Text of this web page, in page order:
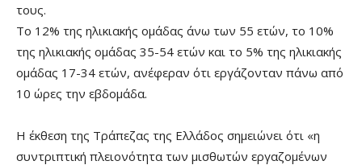
τους.
Το 12% της ηλικιακής ομάδας άνω των 55 ετών, το 10%
της ηλικιακής ομάδας 35-54 ετών και το 5% της ηλικιακής
ομάδας 17-34 ετών, ανέφεραν ότι εργάζονταν πάνω από
10 ώρες την εβδομάδα.
Η έκθεση της Τράπεζας της Ελλάδος σημειώνει ότι «η
συντριπτική πλειονότητα των μισθωτών εργαζομένων